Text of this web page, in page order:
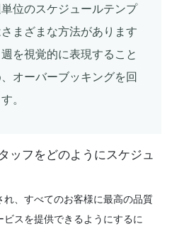
アポイントメントスケジューリ
始すべき5つの理由
Chatterjee
略-1 日の時間を増やすための 7
アルタイムクロックとその仕組
位のスケジュールテンプ
まざまな方法があります
を視覚的に表現すること
オーバーブッキングを回
。
ッフをどのようにスケジュ
、すべてのお客様に最高の品質
スを提供できるようにするに